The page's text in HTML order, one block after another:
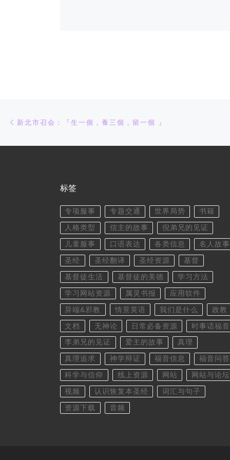
文章导航
新北市召会：『生一個，養三個，留一個 』
标签
专项服事 专题交通 世界局势 书籍
人格类型 信主的故事 倪弟兄的见证
儿童服事 口语表达 各类信息 名人故事
圣经 圣经翻译 圣经资源 基督
基督徒生活 基督徒的美德 学习方法
学习网站资源 属灵书报 应用软件
异端&邪教 情景英语 我们是什么 政教
文档 无神论 日常必备资源 时事话福音
李弟兄的见证 爱主的故事 真理
真理追求 神学辩证 福音信息 福音问答
科学与信仰 线上资源 网站 网站与论坛
视频 认识恢复本圣经 词汇与句子
资源下载 音频